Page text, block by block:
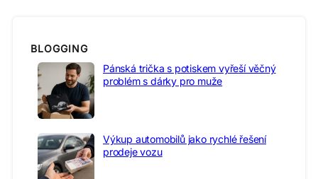
BLOGGING
Pánská trička s potiskem vyřeší věčný
problém s dárky pro muže
Výkup automobilů jako rychlé řešení
prodeje vozu